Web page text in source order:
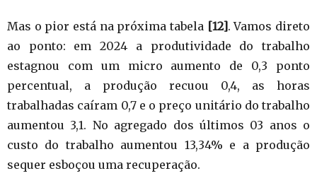
Mas o pior está na próxima tabela [12]. Vamos direto
ao ponto: em 2024 a produtividade do trabalho
estagnou com um micro aumento de 0,3 ponto
percentual, a produção recuou 0,4, as horas
trabalhadas caíram 0,7 e o preço unitário do trabalho
aumentou 3,1. No agregado dos últimos 03 anos o
custo do trabalho aumentou 13,34% e a produção
sequer esboçou uma recuperação.